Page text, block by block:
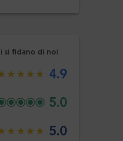
si fidano di noi
4.9
5.0
5.0